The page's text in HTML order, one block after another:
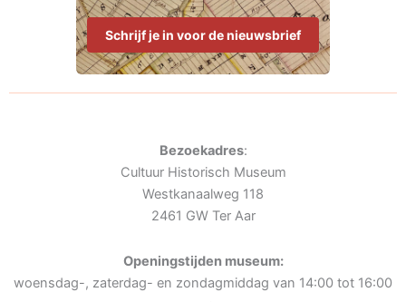
Schrijf je in voor de nieuwsbrief
Bezoekadres:
Cultuur Historisch Museum
Westkanaalweg 118
2461 GW Ter Aar
Openingstijden museum:
woensdag-, zaterdag- en zondagmiddag van 14:00 tot 16:00